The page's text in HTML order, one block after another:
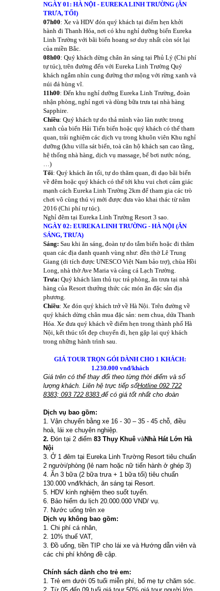
NGÀY 01: HÀ NỘI - EUREKA LINH TRƯỜNG (ĂN
TRƯA, TỐI)
07h00: Xe và HDV đón quý khách tại điểm hẹn khởi
hành đi Thanh Hóa, nơi có khu nghỉ dưỡng biển Eureka
Linh Trường với bãi biển hoang sơ duy nhất còn sót lại
của miền Bắc.
08h00: Quý khách dừng chân ăn sáng tại Phủ Lý (Chi phí
tự túc), trên đường đến với Eureka Linh Trường Quý
khách ngắm nhìn cung đường thơ mộng với rừng xanh và
núi đá hùng vĩ.
11h00: Đến khu nghỉ dưỡng Eureka Linh Trường, đoàn
nhận phòng, nghỉ ngơi và dùng bữa trưa tại nhà hàng
Sapphire.
Chiều: Quý khách tự do thả mình vào làn nước trong
xanh của biển Hải Tiến biển hoặc quý khách có thể tham
quan, trải nghiệm các dịch vụ trong khuôn viên Khu nghỉ
dưỡng (khu villa sát biển, toà căn hộ khách sạn cao tầng,
hệ thống nhà hàng, dịch vụ massage, bể bơi nước nóng,
…)
Tối: Quý khách ăn tối, tự do thăm quan, đi dạo bãi biển
về đêm hoặc quý khách có thể tới khu vui chơi cảm giác
mạnh cách Eureka Linh Trường 2km để tham gia các trò
chơi vô cùng thú vị mới được đưa vào khai thác từ năm
2016 (Chi phí tự túc).
Nghỉ đêm tại Eureka Linh Trường Resort 3 sao.
NGÀY 02: EUREKA LINH TRƯỜNG - HÀ NỘI (ĂN
SÁNG, TRƯA)
Sáng: Sau khi ăn sáng, đoàn tự do tắm biển hoặc đi thăm
quan các địa danh quanh vùng như: đền thờ Lê Trung
Giang (di tích được UNESCO Việt Nam bảo trợ), chùa Hồi
Long, nhà thờ Ave Maria và cảng cá Lạch Trường.
Trưa: Quý khách làm thủ tục trả phòng, ăn trưa tại nhà
hàng của Resort thưởng thức các món ăn đặc sản địa
phương.
Chiều: Xe đón quý khách trở về Hà Nội. Trên đường về
quý khách dừng chân mua đặc sản: nem chua, dứa Thanh
Hóa. Xe đưa quý khách về điểm hẹn trong thành phố Hà
Nội, kết thúc tốt đẹp chuyến đi, hẹn gặp lại quý khách
trong những hành trình sau.
GIÁ TOUR TRỌN GÓI DÀNH CHO 1 KHÁCH:
1.230.000 vnđ/khách
Giá trên có thể thay đổi theo từng thời điểm và số
lượng khách. Liên hệ trực tiếp sốHotline 092 722
8383; 093 722 8383 để có giá tốt nhất cho đoàn
Dịch vụ bao gồm:
1. Vận chuyển bằng xe 16 - 30 – 35 - 45 chỗ, điều
hoà, lái xe chuyên nghiệp.
2. Đón tại 2 điểm 83 Thụy Khuê vàNhà Hát Lớn Hà
Nội
3. Ở 1 đêm tại Eureka Linh Trường Resort tiêu chuẩn
2 người/phòng (lẻ nam hoặc nữ tiến hành ở ghép 3)
4. Ăn 3 bữa (2 bữa trưa + 1 bữa tối) tiêu chuẩn
130.000 vnđ/khách, ăn sáng tại Resort.
5. HDV kinh nghiệm theo suốt tuyến.
6. Bảo hiểm du lịch 20.000.000 VND/ vụ.
7. Nước uống trên xe
Dịch vụ không bao gồm:
1. Chi phí cá nhân,
2. 10% thuế VAT,
3. Đồ uống, tiền TIP cho lái xe và Hướng dẫn viên và
các chi phí không đề cập.
Chính sách dành cho trẻ em:
1. Trẻ em dưới 05 tuổi miễn phí, bố mẹ tự chăm sóc.